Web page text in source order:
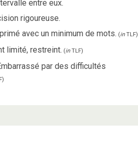
entre eux.
rigoureuse.
avec un minimum de mots. (inTLF)
limité, restreint. (inTLF)
par des difficultés
)